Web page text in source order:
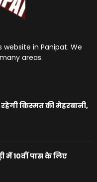
website in Panipat. We
areas.
किस्मत की मेहरबानी,
में 10वीं पास के लिए